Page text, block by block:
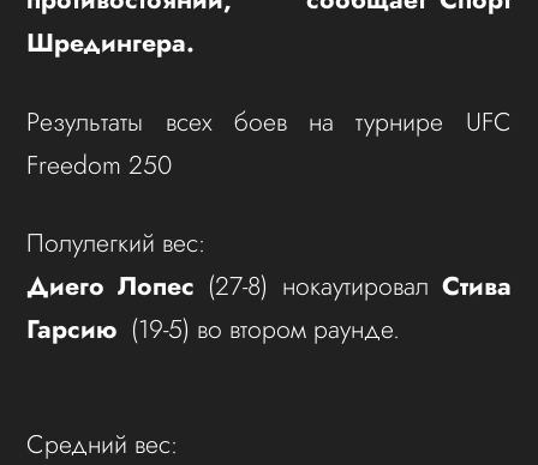
Шредингера.
Результаты всех боев на турнире UFC
Freedom 250
Полулегкий вес:
Диего Лопес (27-8) нокаутировал Стива
Гарсию (19-5) во втором раунде.
Средний вес: